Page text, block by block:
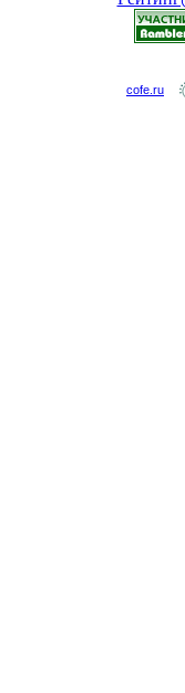
cofe.ru